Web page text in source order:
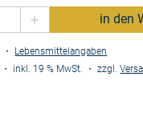
+ in den
・ Lebensmittelangaben
・ inkl. 19 % MwSt. ・zzgl.